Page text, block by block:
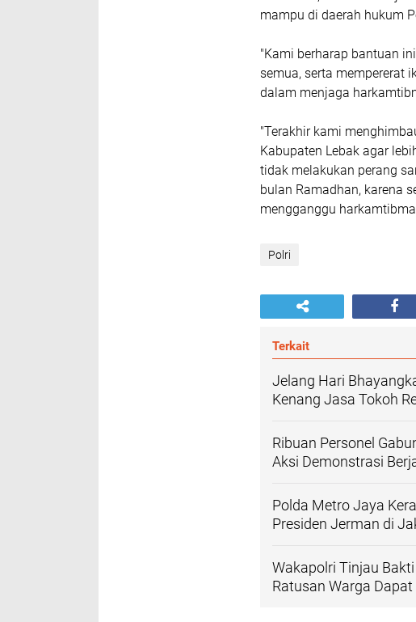
mampu di daerah hukum
"Kami berharap bantuan
semua, serta mempererat
dalam menjaga
"Terakhir kami
Kabupaten Lebak agar
tidak melakukan perang
bulan Ramadhan, karena
mengganggu
Polri
Terkait
‎Jelang Hari
Kenang Jasa Tokoh
Ribuan Personel
Aksi Demonstrasi
Polda Metro Jaya
Presiden Jerman di
Wakapolri Tinjau
Ratusan Warga